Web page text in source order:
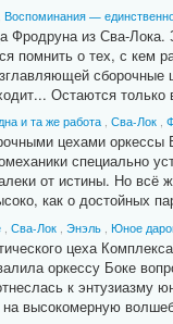
Воспоминания —
Фродруна из Сва-
помнить о тех, с кем
Остаются только
и та же работа, Сва-Лок,
цехами
специально
от истины. Но
как о достойных
, Сва-Лок, Энэль, Юное
цеха
оркессу Боке
к
высокомерную